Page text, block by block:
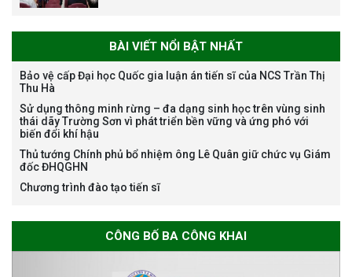
bổng Nagao tại Việt Nam năm
học 2026-2027
Thông báo về việc họp Tiểu
sơ chuyên môn cho các thí sinh
BÀI VIẾT NỔI BẬT NHẤT
Bảo vệ cấp Đại học Quốc gia luận án tiến sĩ của NCS Trần Thị
Thu Hà
Sử dụng thông minh rừng – đa dạng sinh học trên vùng sinh
thái dãy Trường Sơn vì phát triển bền vững và ứng phó với
biến đổi khí hậu
Thủ tướng Chính phủ bổ nhiệm ông Lê Quân giữ chức vụ Giám
đốc ĐHQGHN
Chương trình đào tạo tiến sĩ
CÔNG BỐ BA CÔNG KHAI